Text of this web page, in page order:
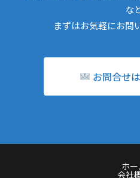
な
まずはお気軽にお問
お問合せ
ホー
会社